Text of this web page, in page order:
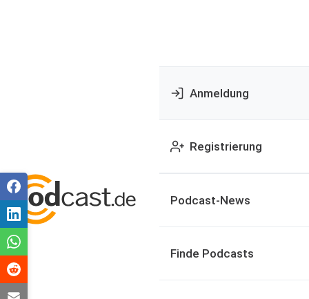
Anmeldung
Registrierung
Podcast-News
Finde Podcasts